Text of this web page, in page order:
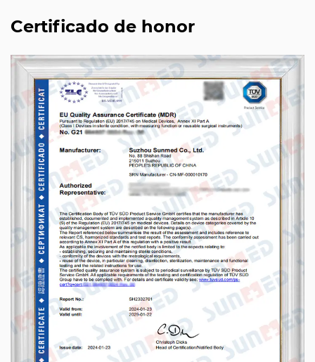
Certificado de honor